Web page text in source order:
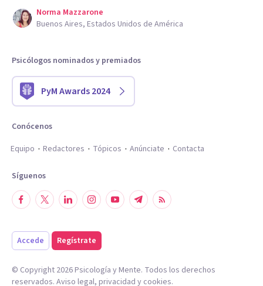
Norma Mazzarone
Buenos Aires, Estados Unidos de América
Psicólogos nominados y premiados
PyM Awards 2024
Conócenos
Equipo
Redactores Tópicos Anúnciate Contacta
Síguenos
Accede Regístrate
© Copyright 2026Psicología y Mente. Todos los derechos
reservados. Aviso legal, privacidad y cookies.